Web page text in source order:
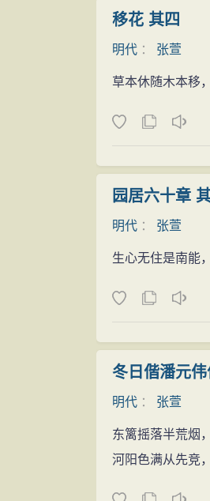
移花 其四
明代 ： 张萱
草本休随木本移
园居六十章
明代 ： 张萱
生心无住是南能
冬日偕潘元
明代 ： 张萱
东篱摇落半荒烟
河阳色满从先竞